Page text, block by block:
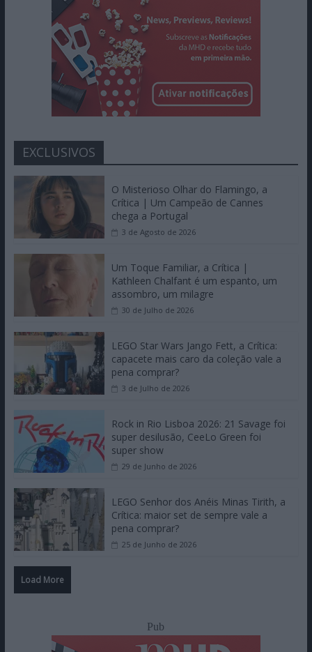
EXCLUSIVOS
O Misterioso Olhar do Flamingo, a
Crítica | Um Campeão de Cannes
chega a Portugal
3 de Agosto de 2026
Um Toque Familiar, a Crítica |
Kathleen Chalfant é um espanto, um
assombro, um milagre
30 de Julho de 2026
LEGO Star Wars Jango Fett, a Crítica:
capacete mais caro da coleção vale a
pena comprar?
3 de Julho de 2026
Rock in Rio Lisboa 2026: 21 Savage foi
super desilusão, CeeLo Green foi
super show
29 de Junho de 2026
LEGO Senhor dos Anéis Minas Tirith, a
Crítica: maior set de sempre vale a
pena comprar?
25 de Junho de 2026
Load More
Pub